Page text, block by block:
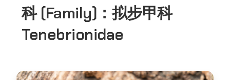
科 (Family)：拟步甲科
Tenebrionidae